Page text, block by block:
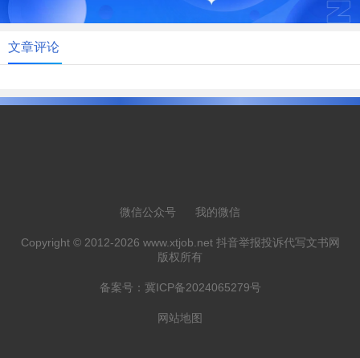
文章评论
微信公众号 我的微信
Copyright © 2012-2026 www.xtjob.net 抖音举报投诉代写文书网
版权所有
备案号： 冀ICP备2024065279号
网站地图